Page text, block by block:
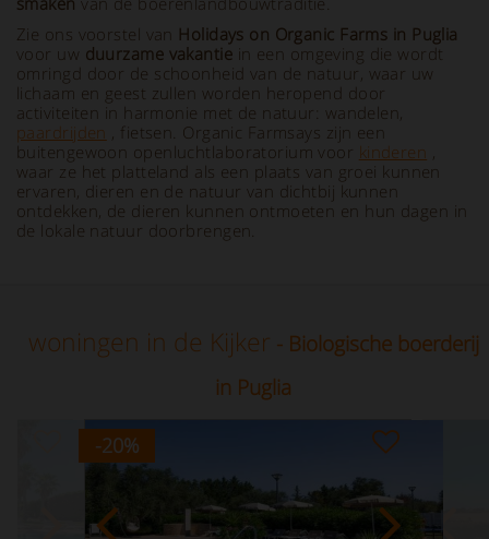
Zie ons voorstel van Holidays on Organic Farms in Puglia
voor uw duurzame vakantie in een omgeving die wordt
omringd door de schoonheid van de natuur, waar uw
lichaam en geest zullen worden heropend door
activiteiten in harmonie met de natuur: wandelen,
paardrijden , fietsen. Organic Farmsays zijn een
buitengewoon openluchtlaboratorium voor kinderen ,
waar ze het platteland als een plaats van groei kunnen
ervaren, dieren en de natuur van dichtbij kunnen
ontdekken, de dieren kunnen ontmoeten en hun dagen in
de lokale natuur doorbrengen.
woningen in de Kijker - Biologische boerderij
in Puglia
-20%